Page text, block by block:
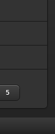
5